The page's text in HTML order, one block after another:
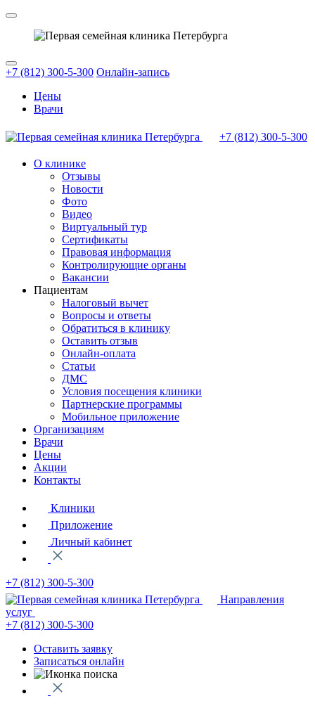
+7 (812) 300-5-300 Онлайн-запись
Цены
Врачи
+7 (812) 300-5-300
О клинике
Отзывы
Новости
Фото
Видео
Виртуальный тур
Сертификаты
Правовая информация
Контролирующие органы
Вакансии
Пациентам
Налоговый вычет
Вопросы и ответы
Обратиться в клинику
Оставить отзыв
Онлайн-оплата
Статьи
ДМС
Условия посещения клиники
Партнерские программы
Мобильное приложение
Организациям
Врачи
Цены
Акции
Контакты
Клиники
Приложение
Личный кабинет
+7 (812) 300-5-300
Направления
услуг
+7 (812) 300-5-300
Оставить заявку
Записаться онлайн